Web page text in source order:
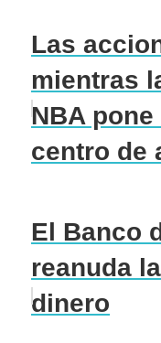
Las
mientras
NBA
centro de
El Banco
reanuda
dinero